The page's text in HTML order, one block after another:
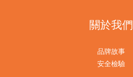
關於我們
品牌故事
安全檢驗